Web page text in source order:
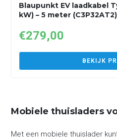
Blaupunkt EV laadkabel
kW) – 5 meter (C3P32AT2)
€279,00
BEKIJK
Mobiele thuisladers
Met een mobiele thuislader